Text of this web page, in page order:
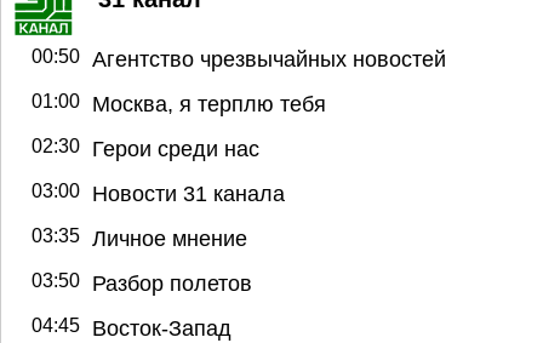
00:50 Агентство чрезвычайных новостей
01:00 Москва, я терплю тебя
02:30 Герои среди нас
03:00 Новости 31 канала
03:35 Личное мнение
03:50 Разбор полетов
04:45 Восток-Запад